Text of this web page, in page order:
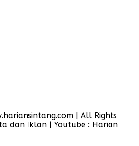
| All Rights
dan Iklan | Youtube : Harian